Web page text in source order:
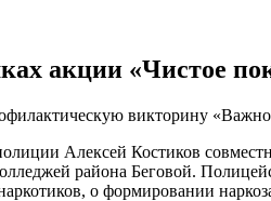
акции «Чистое
викторину
Алексей Костиков
района Беговой.
о формировании